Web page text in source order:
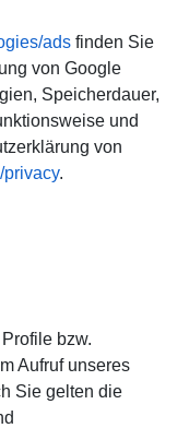
ads finden Sie
von Google
Speicherdauer,
und
von
privacy.
bzw.
Aufruf unseres
Sie gelten die